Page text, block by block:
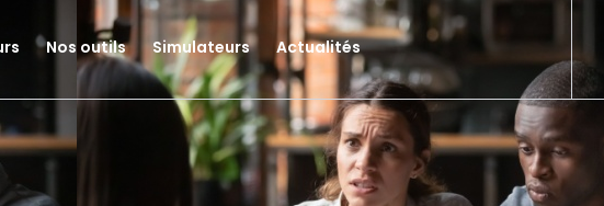
Nos outils Simulateurs Actualités